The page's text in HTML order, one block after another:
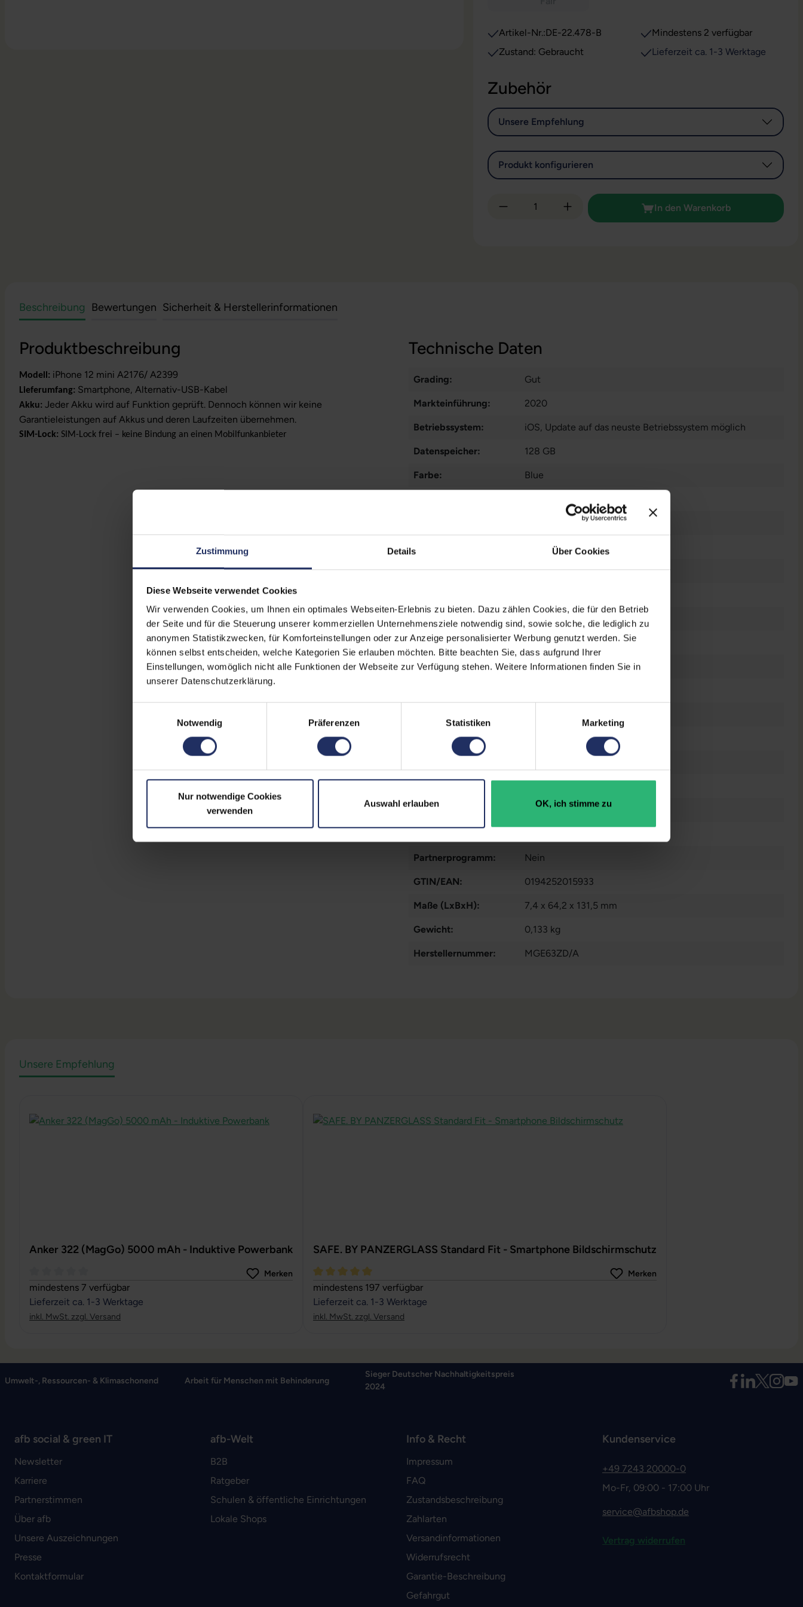
Zustimmung Details Über Cookies
Diese Webseite verwendet Cookies
Wir verwenden Cookies, um Ihnen ein optimales Webseiten-Erlebnis zu bieten. Dazu zählen Cookies, die für den Betrieb
der Seite und für die Steuerung unserer kommerziellen Unternehmensziele notwendig sind, sowie solche, die lediglich zu
anonymen Statistikzwecken, für Komforteinstellungen oder zur Anzeige personalisierter Werbung genutzt werden. Sie
können selbst entscheiden, welche Kategorien Sie erlauben möchten. Bitte beachten Sie, dass aufgrund Ihrer
Einstellungen, womöglich nicht alle Funktionen der Webseite zur Verfügung stehen. Weitere Informationen finden Sie in
unserer Datenschutzerklärung.
Notwendig
Präferenzen Statistiken Marketing
Nur notwendige Cookies
verwenden
Auswahl erlauben OK, ich stimme zu
Artikel-Nr.:DE-22.478-B
Zustand: Gebraucht
Mindestens 2 verfügbar
Lieferzeit ca. 1-3 Werktage
Zubehör
Unsere Empfehlung
Produkt konfigurieren
Produkt Anzahl: Gib den gewünschten Wert ein
In den Warenkorb
Beschreibung Bewertungen Sicherheit & Herstellerinformationen
Produktbeschreibung
Modell: iPhone 12 mini A2176/ A2399
Lieferumfang: Smartphone, Alternativ-USB-Kabel
Akku: Jeder Akku wird auf Funktion geprüft. Dennoch können wir keine
Garantieleistungen auf Akkus und deren Laufzeiten übernehmen.
SIM-Lock: SIM-Lock frei – keine Bindung an einen Mobilfunkanbieter
Technische Daten
Grading: Gut
Markteinführung: 2020
Betriebssystem: iOS, Update auf das neuste Betriebssystem möglich
Datenspeicher: 128 GB
Farbe: Blue
Paneltyp:
Pixeldichte: 476 ppi
Prozessorkerne:
Arbeitsspeicher: 4 GB
SIM-Kartenslot: Dual-SIM, Nano-Sim , eSIM
Mobilfunk:
Fingerprintreader: Nein
Partnerprogramm: Nein
GTIN/EAN: 0194252015933
Maße (LxBxH): 7,4 x 64,2 x 131,5 mm
Gewicht: 0,133 kg
Herstellernummer: MGE63ZD/A
Unsere Empfehlung
Anker 322 (MagGo) 5000 mAh - Induktive Powerbank
Durchschnittliche Bewertung von 0 von 5 Sternen
Merken
mindestens 7 verfügbar
Lieferzeit ca. 1-3 Werktage
inkl. MwSt. zzgl. Versand
SAFE. BY PANZERGLASS Standard Fit - Smartphone Bildschirmschutz
Durchschnittliche Bewertung von 5 von 5 Sternen
Merken
mindestens 197 verfügbar
Lieferzeit ca. 1-3 Werktage
inkl. MwSt. zzgl. Versand
Umwelt-, Ressourcen- & Klimaschonend Arbeit für Menschen mit Behinderung
Sieger Deutscher Nachhaltigkeitspreis
2024
afb social & green IT
Newsletter
Karriere
Partnerstimmen
Über afb
Unsere Auszeichnungen
Presse
Kontaktformular
afb-Welt
B2B
Ratgeber
Schulen & öffentliche Einrichtungen
Lokale Shops
Info & Recht
Impressum
FAQ
Zustandsbeschreibung
Zahlarten
Versandinformationen
Widerrufsrecht
Garantie-Beschreibung
Gefahrgut
Kundenservice
+49 7243 20000-0
Mo-Fr, 09:00 - 17:00 Uhr
service@afbshop.de
Vertrag widerrufen